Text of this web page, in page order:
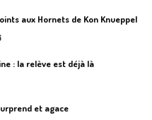
aux Hornets de Kon Knueppel
: la relève est déjà là
et agace